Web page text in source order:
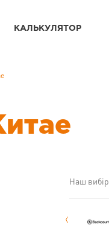
Наш вибір
КАЛЬКУЛЯТОР